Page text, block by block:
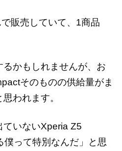
販売していて、1商品
かもしれませんが、お
そのものの供給量がま
われます。
ていないXperia Z5
僕って特別なんだ」と思